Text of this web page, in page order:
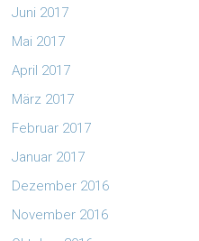
Juni 2017
Mai 2017
April 2017
März 2017
Februar 2017
Januar 2017
Dezember 2016
November 2016